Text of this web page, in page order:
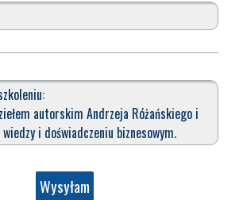
autorskim Andrzeja Różańskiego i
i doświadczeniu biznesowym.
i dokonaniu rezerwacji decyduje
zgłoszenia z potwierdzeniem dokonania
Akademii ARBIZ Sp. z o.o. (w przypadku